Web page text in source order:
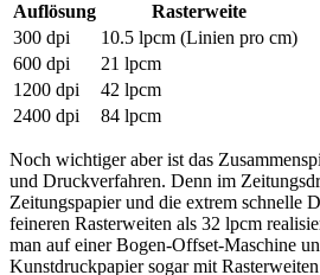
Auflösung
Rasterweite
300 dpi
10.5 lpcm (Linien pro cm)
600 dpi
21 lpcm
1200 dpi
42 lpcm
2400 dpi
84 lpcm
Noch wichtiger aber ist das
und Druckverfahren. Denn im
Zeitungspapier und die extrem schnelle
feineren Rasterweiten als 32 lpcm
man auf einer Bogen-Offset-Maschine
Kunstdruckpapier sogar mit